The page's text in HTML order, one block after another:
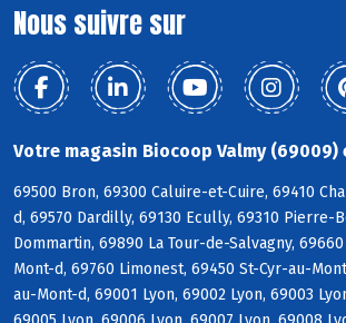
Nous suivre sur
Votre magasin Biocoop Valmy (69009)
69500 Bron, 69300 Caluire-et-Cuire, 69410
d, 69570 Dardilly, 69130 Ecully, 69310 Pierre-
Dommartin, 69890 La Tour-de-Salvagny,
Mont-d, 69760 Limonest, 69450 St-Cyr-au-
au-Mont-d, 69001 Lyon, 69002 Lyon, 69003